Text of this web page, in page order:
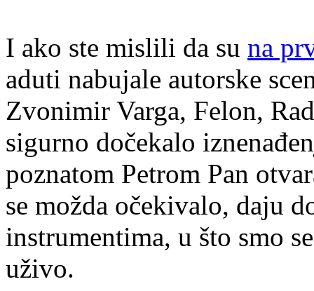
I ako ste mislili da su na
aduti nabujale autorske
Zvonimir Varga, Felon,
sigurno dočekalo
poznatom Petrom Pan
se možda očekivalo, daju
instrumentima, u što smo
uživo.